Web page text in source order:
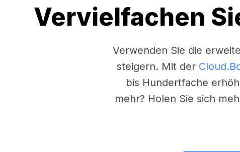
Vervielfachen
Verwenden Sie die
steigern. Mit der
bis Hundertfache
mehr? Holen Sie sich